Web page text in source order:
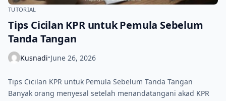
TUTORIAL
Tips Cicilan KPR untuk Pemula Sebelum
Tanda Tangan
Kusnadi•June 26, 2026
Tips Cicilan KPR untuk Pemula Sebelum Tanda Tangan
Banyak orang menyesal setelah menandatangani akad KPR